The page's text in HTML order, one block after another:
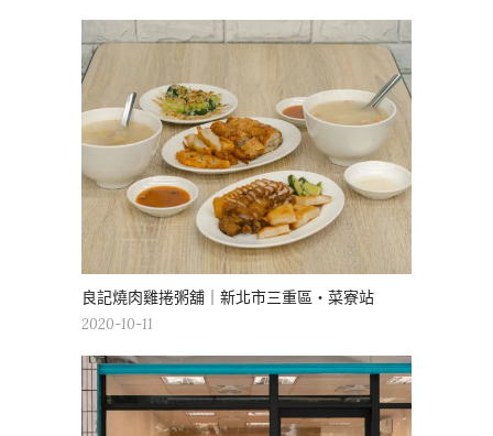
良記燒肉雞捲粥舖｜新北市三重區・菜寮站
2020-10-11